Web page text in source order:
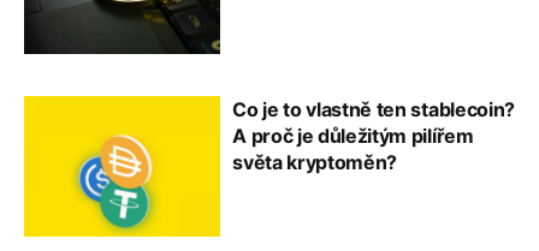
Co je to vlastně ten stablecoin?
A proč je důležitým pilířem
světa kryptoměn?